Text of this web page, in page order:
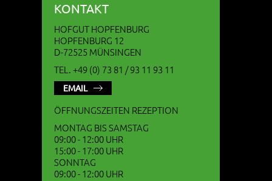
KONTAKT
HOFGUT HOPFENBURG
HOPFENBURG 12
D-72525 MÜNSINGEN
TEL. +49 (0) 73 81 / 93 11 93 11
EMAIL
ÖFFNUNGSZEITEN REZEPTION
MONTAG BIS SAMSTAG
09:00 - 12:00 UHR
15:00 - 17:00 UHR
SONNTAG
09:00 - 12:00 UHR